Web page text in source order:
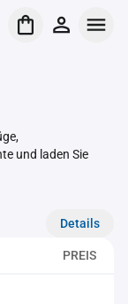
und laden Sie
Details
PREIS